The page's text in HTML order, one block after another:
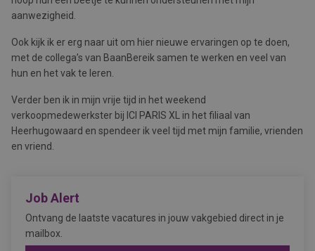
aanwezigheid.
Ook kijk ik er erg naar uit om hier nieuwe ervaringen op te doen,
met de collega’s van BaanBereik samen te werken en veel van
hun en het vak te leren.
Verder ben ik in mijn vrije tijd in het weekend
verkoopmedewerkster bij ICI PARIS XL in het filiaal van
Heerhugowaard en spendeer ik veel tijd met mijn familie, vrienden
en vriend.
Job Alert
Ontvang de laatste vacatures in jouw vakgebied direct in je
mailbox.